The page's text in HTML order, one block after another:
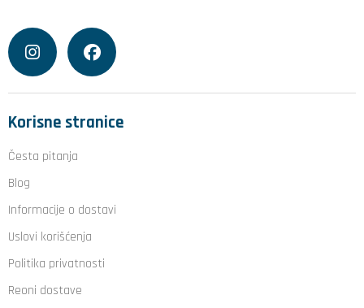
Korisne stranice
Česta pitanja
Blog
Informacije o dostavi
Uslovi korišćenja
Politika privatnosti
Reoni dostave